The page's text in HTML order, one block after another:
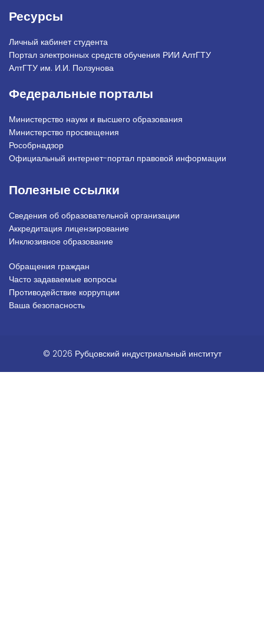
Ресурсы
Личный кабинет студента
Портал электронных средств обучения РИИ АлтГТУ
АлтГТУ им. И.И. Ползунова
Федеральные порталы
Министерство науки и высшего образования
Министерство просвещения
Рособрнадзор
Официальный интернет-портал правовой информации
Полезные ссылки
Сведения об образовательной организации
Аккредитация лицензирование
Инклюзивное образование
Подвал_право
Обращения граждан
Часто задаваемые вопросы
Противодействие коррупции
Ваша безопасность
© 2026 Рубцовский индустриальный институт